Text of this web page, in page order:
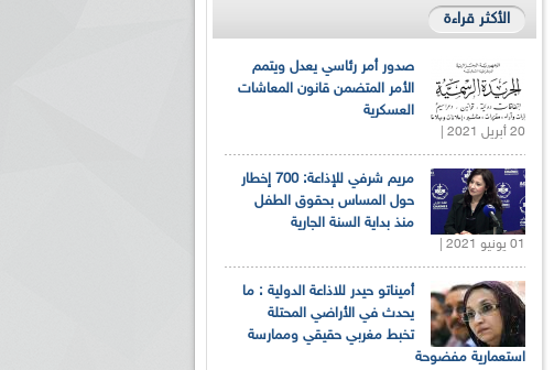
الأكثر قراءة
صدور أمر رئاسي يعدل ويتمم
الأمر المتضمن قانون المعاشات
العسكرية
20 أبريل 2021 |
مريم شرفي للإذاعة: 700 إخطار
حول المساس بحقوق الطفل
منذ بداية السنة الجارية
01 يونيو 2021 |
أميناتو حيدر للاذاعة الدولية : ما
يحدث في الأراضي المحتلة
تخبط مغربي حقيقي وممارسة
استعمارية مفضوحة